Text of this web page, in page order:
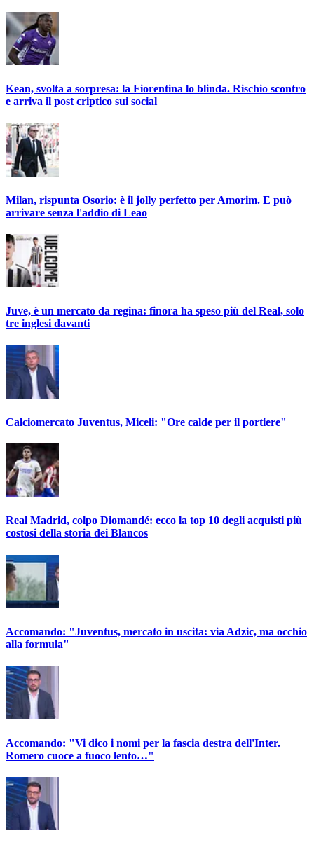
Kean, svolta a sorpresa: la Fiorentina lo blinda. Rischio scontro
e arriva il post criptico sui social
Milan, rispunta Osorio: è il jolly perfetto per Amorim. E può
arrivare senza l'addio di Leao
Juve, è un mercato da regina: finora ha speso più del Real, solo
tre inglesi davanti
Calciomercato Juventus, Miceli: "Ore calde per il portiere"
Real Madrid, colpo Diomandé: ecco la top 10 degli acquisti più
costosi della storia dei Blancos
Accomando: "Juventus, mercato in uscita: via Adzic, ma occhio
alla formula"
Accomando: "Vi dico i nomi per la fascia destra dell'Inter.
Romero cuoce a fuoco lento…"